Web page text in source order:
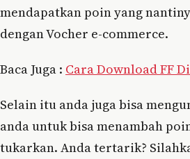
mendapatkan poin yang
dengan Vocher e-commerce.
Baca Juga : Cara Download FF
Selain itu anda juga bisa
anda untuk bisa menambah
tukarkan. Anda tertarik?